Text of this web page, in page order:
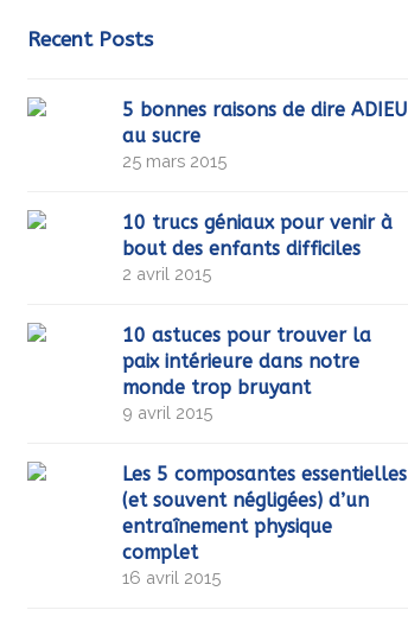
Recent Posts
5 bonnes raisons de dire ADIEU
au sucre
25 mars 2015
10 trucs géniaux pour venir à
bout des enfants difficiles
2 avril 2015
10 astuces pour trouver la
paix intérieure dans notre
monde trop bruyant
9 avril 2015
Les 5 composantes essentielles
(et souvent négligées) d’un
entraînement physique
complet
16 avril 2015